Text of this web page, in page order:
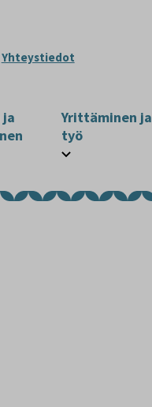
Yhteystiedot
ja
Yrittäminen ja
työ